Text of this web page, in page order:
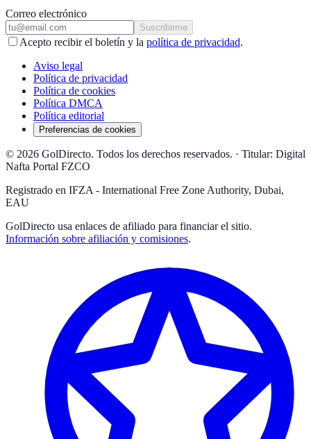
Correo electrónico
Suscribirme
Acepto recibir el boletín y la política de privacidad.
Aviso legal
Política de privacidad
Política de cookies
Política DMCA
Política editorial
Preferencias de cookies
© 2026 GolDirecto. Todos los derechos reservados. · Titular: Digital
Nafta Portal FZCO
Registrado en IFZA - International Free Zone Authority, Dubai,
EAU
GolDirecto usa enlaces de afiliado para financiar el sitio.
Información sobre afiliación y comisiones.